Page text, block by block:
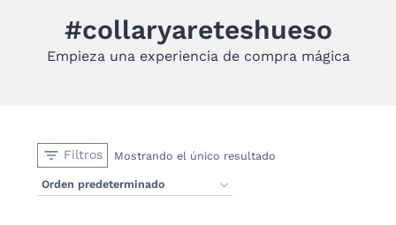
#collaryareteshueso
Empieza una experiencia de compra mágica
Filtros Mostrando el único resultado